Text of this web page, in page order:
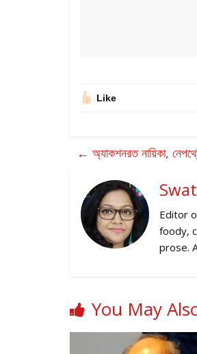
Like
← অ্যাকশনরত নায়িকা, নেপথ্যে
Editor
foody,
prose.
You May